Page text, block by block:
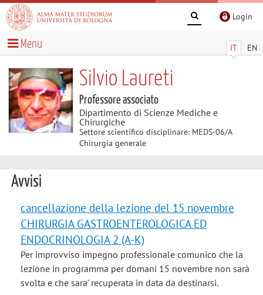
Login
IT EN
Menu
Silvio Laureti
Professore associato
Dipartimento di Scienze Mediche e
Chirurgiche
Settore scientifico disciplinare: MEDS-06/A
Chirurgia generale
Avvisi
cancellazione della lezione del 15 novembre
CHIRURGIA GASTROENTEROLOGICA ED
ENDOCRINOLOGIA 2 (A-K)
Per improvviso impegno professionale comunico che la
lezione in programma per domani 15 novembre non sarà
svolta e che sara' recuperata in data da destinarsi.